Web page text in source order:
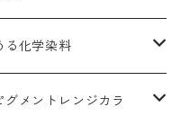
る化学染料
メントレンジカラ